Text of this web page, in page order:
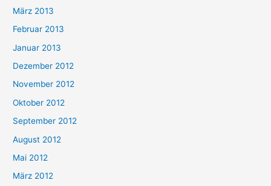
März 2013
Februar 2013
Januar 2013
Dezember 2012
November 2012
Oktober 2012
September 2012
August 2012
Mai 2012
März 2012